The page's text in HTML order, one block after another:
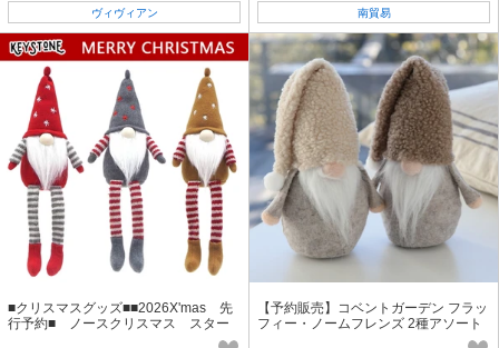
ヴィヴィアン 南貿易
■クリスマスグッズ■■2026X'mas 先
行予約■ ノースクリスマス スター
【予約販売】コベントガーデン フラッ
フィー・ノームフレンズ 2種アソート